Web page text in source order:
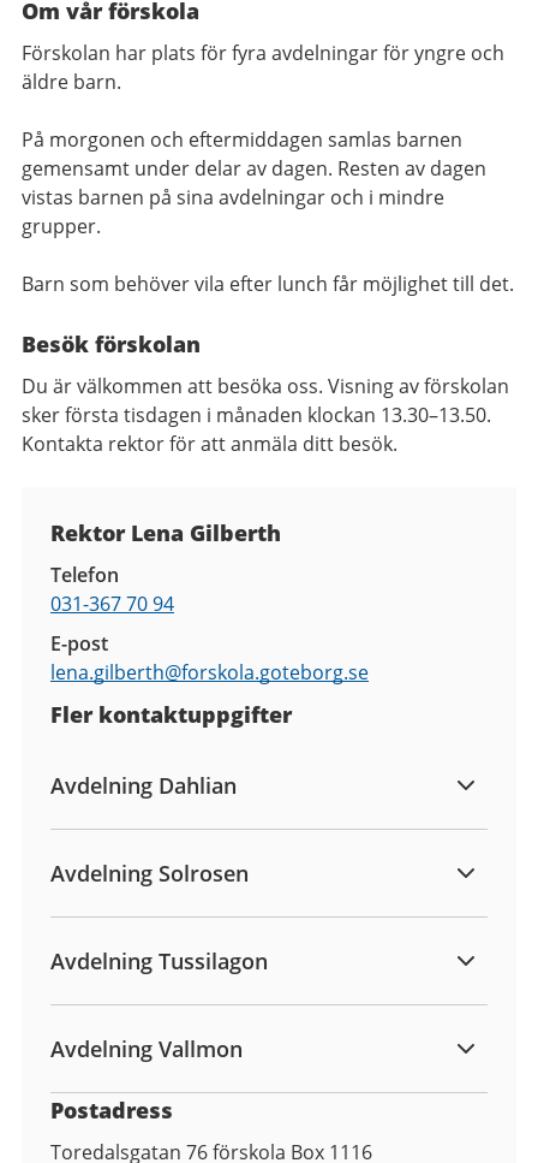
Om vår förskola
Förskolan har plats för fyra avdelningar för yngre och
äldre barn.
På morgonen och eftermiddagen samlas barnen
gemensamt under delar av dagen. Resten av dagen
vistas barnen på sina avdelningar och i mindre
grupper.
Barn som behöver vila efter lunch får möjlighet till det.
Besök förskolan
Du är välkommen att besöka oss. Visning av förskolan
sker första tisdagen i månaden klockan 13.30–13.50.
Kontakta rektor för att anmäla ditt besök.
Rektor Lena Gilberth
Telefon
031-367 70 94
E-post
lena.gilberth@forskola.goteborg.se
Fler kontaktuppgifter
Avdelning Dahlian
Avdelning Solrosen
Avdelning Tussilagon
Avdelning Vallmon
Postadress
Toredalsgatan 76 förskola Box 1116